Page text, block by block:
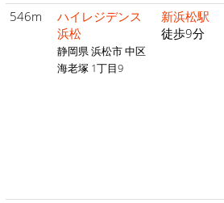
546m
ハイレジデンス
浜松
静岡県 浜松市 中区
海老塚 1丁目9
新浜松駅
徒歩9分